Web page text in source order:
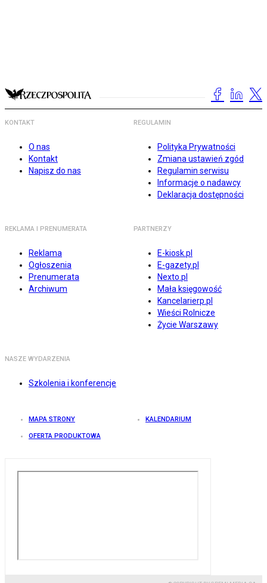
KONTAKT
O nas
Kontakt
Napisz do nas
REGULAMIN
Polityka Prywatności
Zmiana ustawień zgód
Regulamin serwisu
Informacje o nadawcy
Deklaracja dostępności
REKLAMA I PRENUMERATA
Reklama
Ogłoszenia
Prenumerata
Archiwum
PARTNERZY
E-kiosk.pl
E-gazety.pl
Nexto.pl
Mała księgowość
Kancelarierp.pl
Wieści Rolnicze
Życie Warszawy
NASZE WYDARZENIA
Szkolenia i konferencje
MAPA STRONY KALENDARIUM
OFERTA PRODUKTOWA